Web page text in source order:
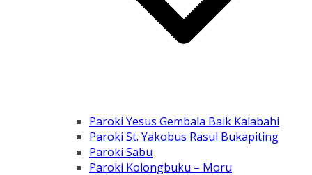
Paroki Yesus Gembala Baik Kalabahi
Paroki St. Yakobus Rasul Bukapiting
Paroki Sabu
Paroki Kolongbuku – Moru